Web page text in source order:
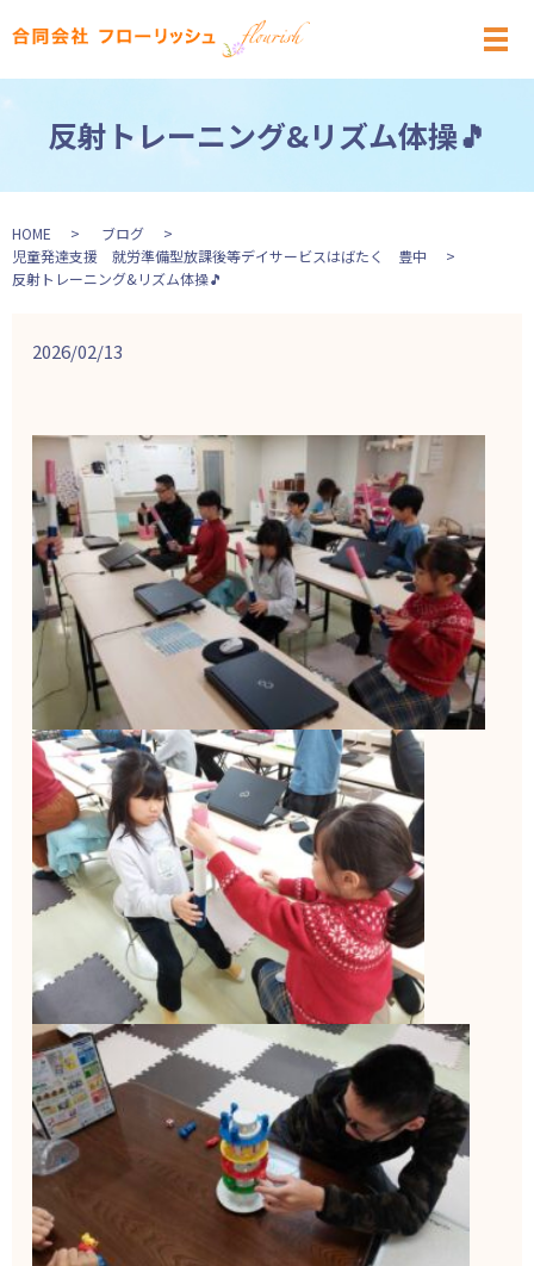
メ
反射トレーニング&リズム体操🎵
HOME
ブログ
児童発達支援 就労準備型放課後等デイサービスはばたく 豊中
反射トレーニング&リズム体操🎵
2026/02/13